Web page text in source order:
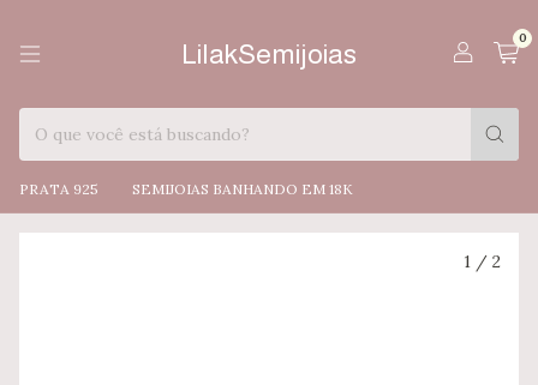
LilakSemijoias
0
PRATA 925 SEMIJOIAS BANHANDO EM 18K
1 / 2